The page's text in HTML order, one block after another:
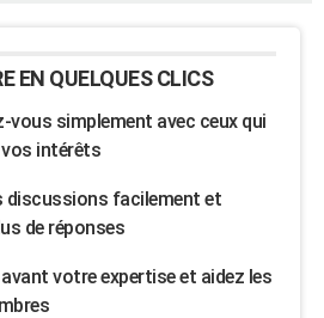
EN QUELQUES CLICS
vous simplement avec ceux qui
intérêts
discussions facilement et
de réponses
votre expertise et aidez les